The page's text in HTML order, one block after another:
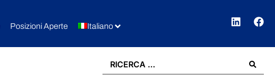
Posizioni Aperte Italiano